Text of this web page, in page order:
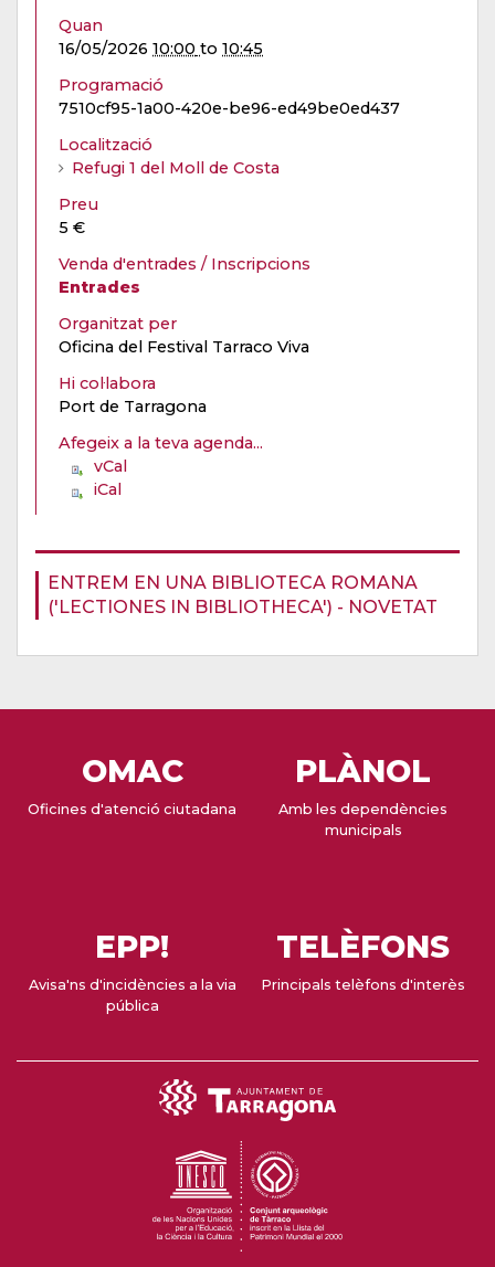
ENTREM EN UNA BIBLIOTECA ROMANA
('LECTIONES IN BIBLIOTHECA') - NOVETAT
Quan
16/05/2026 10:00 to 10:45
Programació
7510cf95-1a00-420e-be96-ed49be0ed437
Localització
Refugi 1 del Moll de Costa
Preu
5 €
Venda d'entrades / Inscripcions
Entrades
Organitzat per
Oficina del Festival Tarraco Viva
Hi col·labora
Port de Tarragona
Afegeix a la teva agenda...
vCal
iCal
OMAC
Oficines d'atenció ciutadana
PLÀNOL
Amb les dependències
municipals
EPP!
Avisa'ns d'incidències a la via
pública
TELÈFONS
Principals telèfons d'interès